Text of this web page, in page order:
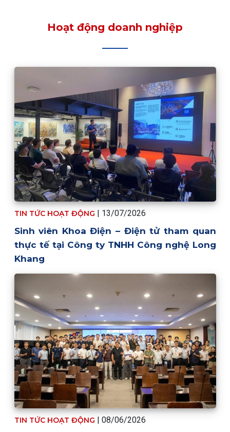
Hoạt động doanh nghiệp
TIN TỨC HOẠT ĐỘNG | 13/07/2026
Sinh viên Khoa Điện – Điện tử tham quan
thực tế tại Công ty TNHH Công nghệ Long
Khang
TIN TỨC HOẠT ĐỘNG | 08/06/2026